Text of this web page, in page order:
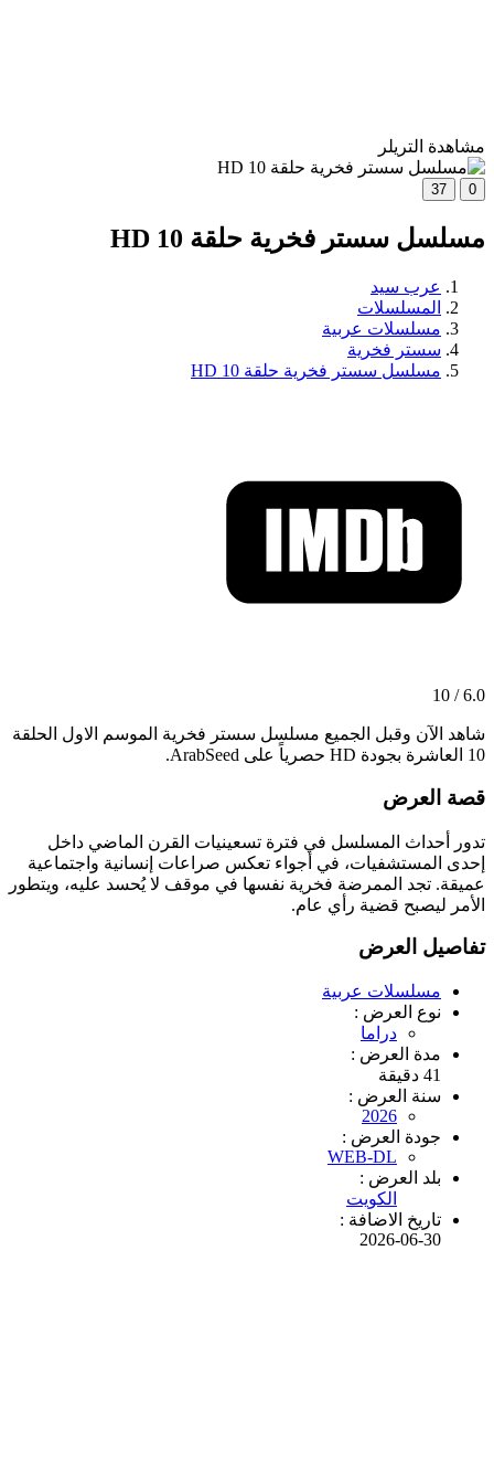
مشاهدة التريلر
0
37
مسلسل سستر فخرية حلقة 10 HD
عرب سيد
المسلسلات
مسلسلات عربية
سستر فخرية
مسلسل سستر فخرية حلقة 10 HD
6.0 / 10
شاهد الآن وقبل الجميع مسلسل سستر فخرية الموسم الاول الحلقة
10 العاشرة بجودة HD حصرياً على ArabSeed.
قصة العرض
تدور أحداث المسلسل في فترة تسعينيات القرن الماضي داخل
إحدى المستشفيات، في أجواء تعكس صراعات إنسانية واجتماعية
عميقة. تجد الممرضة فخرية نفسها في موقف لا يُحسد عليه، ويتطور
الأمر ليصبح قضية رأي عام.
تفاصيل العرض
مسلسلات عربية
نوع العرض :
دراما
مدة العرض :
41 دقيقة
سنة العرض :
2026
جودة العرض :
WEB-DL
بلد العرض :
الكويت
تاريخ الاضافة :
2026-06-30